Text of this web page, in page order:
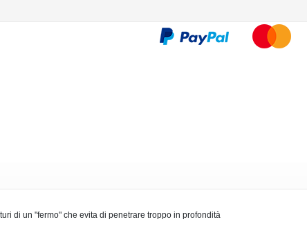
di un "fermo" che evita di penetrare troppo in profondità